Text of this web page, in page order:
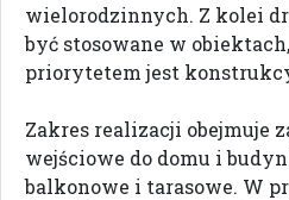
wielorodzinnych. Z kolei
być stosowane w
priorytetem jest
Zakres realizacji obejmuje
wejściowe do domu i
balkonowe i tarasowe. W